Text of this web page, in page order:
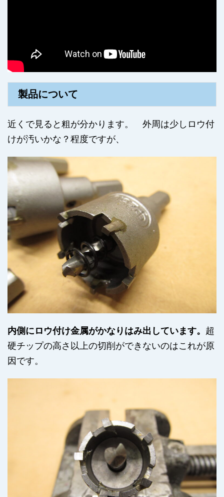
製品について
近くで見ると粗が分かります。 外周は少しロウ付
けが汚いかな？程度ですが、
内側にロウ付け金属がかなりはみ出しています。 超
硬チップの高さ以上の切削ができないのはこれが原
因です。